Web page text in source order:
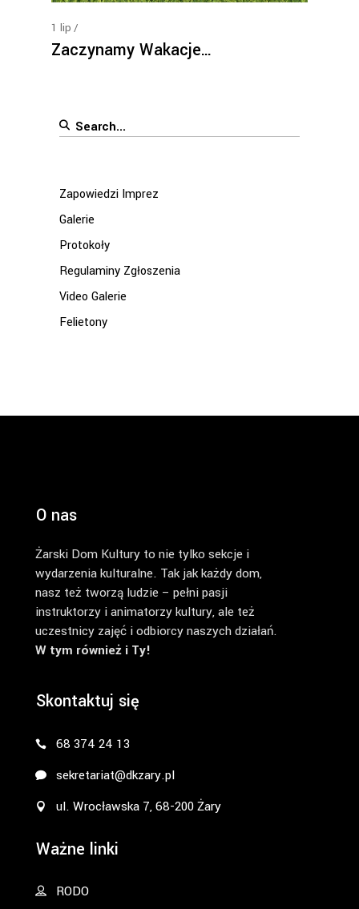
1 lip
Zaczynamy Wakacje…
Search
Zapowiedzi Imprez
Galerie
Protokoły
Regulaminy Zgłoszenia
Video Galerie
Felietony
O nas
Żarski Dom Kultury to nie tylko sekcje i
wydarzenia kulturalne. Tak jak każdy dom,
nasz też tworzą ludzie – pełni pasji
instruktorzy i animatorzy kultury, ale też
uczestnicy zajęć i odbiorcy naszych działań.
W tym również i Ty!
Skontaktuj się
68 374 24 13
sekretariat@dkzary.pl
ul. Wrocławska 7, 68-200 Żary
Ważne linki
RODO